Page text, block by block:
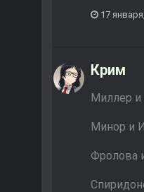
17
Крим
Миллер и
Минор и
Фролова